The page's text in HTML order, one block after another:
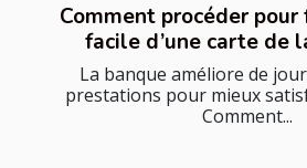
Comment procéder pour
facile d’une carte de
La banque améliore de
prestations pour mieux
Comment...